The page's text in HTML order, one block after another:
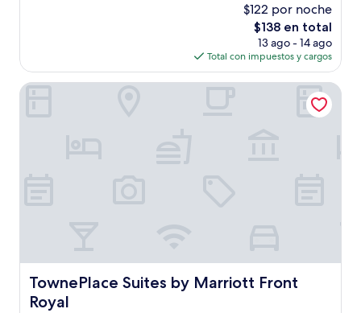
$122 por noche
El
precio
actual
es
de
$138 en total
13 ago - 14 ago
Total con impuestos y cargos
TownePlace Suites by Marriott Front
Royal
TownePlace Suites by Marriott Front Royal
TownePlace Suites by Marriott Front Royal